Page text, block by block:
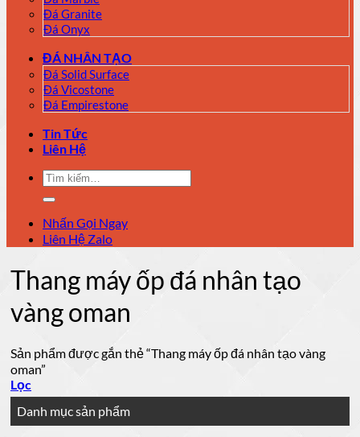
Đá Granite
Đá Onyx
ĐÁ NHÂN TẠO
Đá Solid Surface
Đá Vicostone
Đá Empirestone
Tin Tức
Liên Hệ
Tìm
kiếm:
Nhấn Gọi Ngay
Liên Hệ Zalo
Thang máy ốp đá nhân tạo
vàng oman
Sản phẩm được gắn thẻ “Thang máy ốp đá nhân tạo vàng
oman”
Lọc
Danh mục sản phẩm